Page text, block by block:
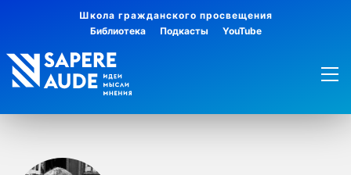
Школа гражданского просвещения
Библиотека
Подкасты YouTube